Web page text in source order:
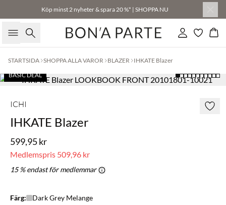
Köp minst 2 nyheter & spara 20 %* | SHOPPA NU
Sök Logga in
STARTSIDA SHOPPA ALLA VAROR BLAZER
IHKATE Blazer
BASIC DEAL
ICHI
IHKATE Blazer
599,95 kr
Medlemspris 509,96 kr
15 % endast för medlemmar
Färg: Dark Grey Melange